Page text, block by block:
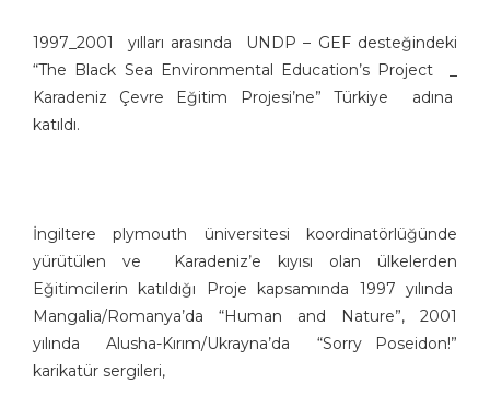
Cemalettin Güzeloğlu
Cem Güzeloğlu
Cem Koç
Cihan Demirci
Ekrem Kılıç
Emin M. Çizmeci
Engin Boğaz
Engin Selçuk
Eray Özbek
1997_2001 yılları arasında UNDP – GEF desteğindeki
“The Black Sea Environmental Education’s Project _
Karadeniz Çevre Eğitim Projesi’ne” Türkiye adına
katıldı.
İngiltere plymouth üniversitesi koordinatörlüğünde
yürütülen ve Karadeniz’e kıyısı olan ülkelerden
Eğitimcilerin katıldığı Proje kapsamında 1997 yılında
Mangalia/Romanya’da “Human and Nature”, 2001
yılında Alusha-Kırım/Ukrayna’da “Sorry Poseidon!”
karikatür sergileri,